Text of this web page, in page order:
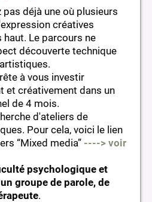
déjà une où plusieurs
créatives
Le parcours ne
découverte technique
à vous investir
et créativement dans un
de 4 mois.
d'ateliers de
Pour cela, voici le lien
“Mixed media” ----> voir
psychologique et
groupe de parole, de
.